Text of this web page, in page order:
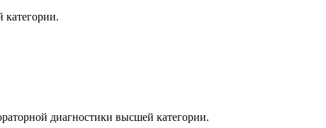
категории.
диагностики высшей категории.